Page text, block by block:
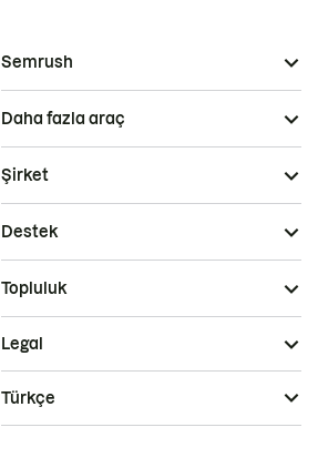
Semrush
Daha fazla araç
Şirket
Destek
Topluluk
Legal
Türkçe